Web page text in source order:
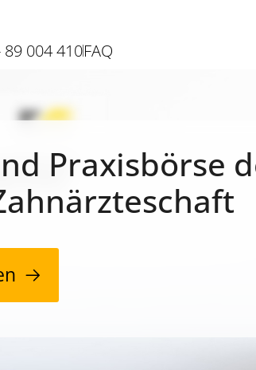
004 410FAQ
Praxisbörse